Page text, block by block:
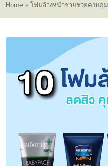
Home » โฟมล้างหน้าชายช่วยควบคุ